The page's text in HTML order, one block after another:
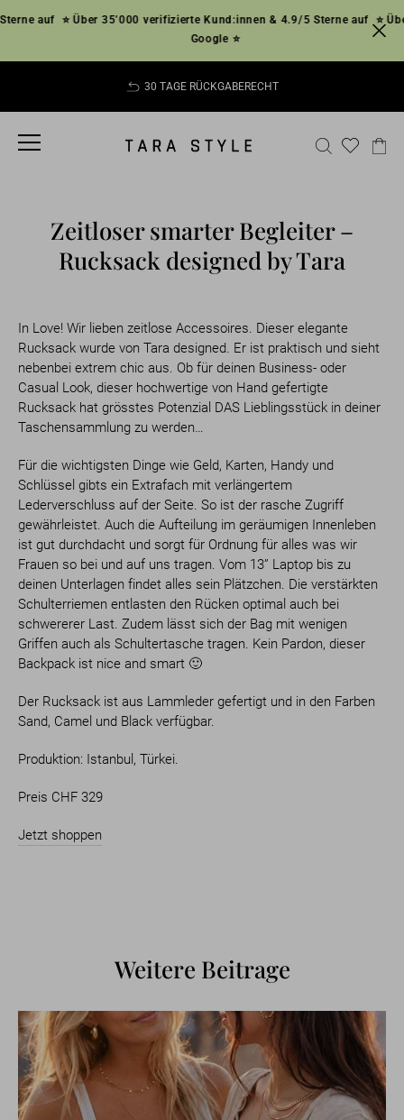
zum
auf
⭐ Über 35’000 verifizierte Kund:innen & 4.9/5 Sterne auf
Google ⭐
⭐
Diashow
30 TAGE RÜCKGABERECHT
SEITENNAVIGATION SUCHE
Zeitloser smarter Begleiter –
Rucksack designed by Tara
In Love! Wir lieben zeitlose Accessoires. Dieser elegante
Rucksack wurde von Tara designed. Er ist praktisch und sieht
nebenbei extrem chic aus. Ob für deinen Business- oder
Casual Look, dieser hochwertige von Hand gefertigte
Rucksack hat grösstes Potenzial DAS Lieblingsstück in deiner
Taschensammlung zu werden…
Für die wichtigsten Dinge wie Geld, Karten, Handy und
Schlüssel gibts ein Extrafach mit verlängertem
Lederverschluss auf der Seite. So ist der rasche Zugriff
gewährleistet. Auch die Aufteilung im geräumigen Innenleben
ist gut durchdacht und sorgt für Ordnung für alles was wir
Frauen so bei und auf uns tragen. Vom 13” Laptop bis zu
deinen Unterlagen findet alles sein Plätzchen. Die verstärkten
Schulterriemen entlasten den Rücken optimal auch bei
schwererer Last. Zudem lässt sich der Bag mit wenigen
Griffen auch als Schultertasche tragen. Kein Pardon, dieser
Backpack ist nice and smart 🙂
Der Rucksack ist aus Lammleder gefertigt und in den Farben
Sand, Camel und Black verfügbar.
Produktion: Istanbul, Türkei.
Preis CHF 329
Jetzt shoppen
Weitere Beitrage